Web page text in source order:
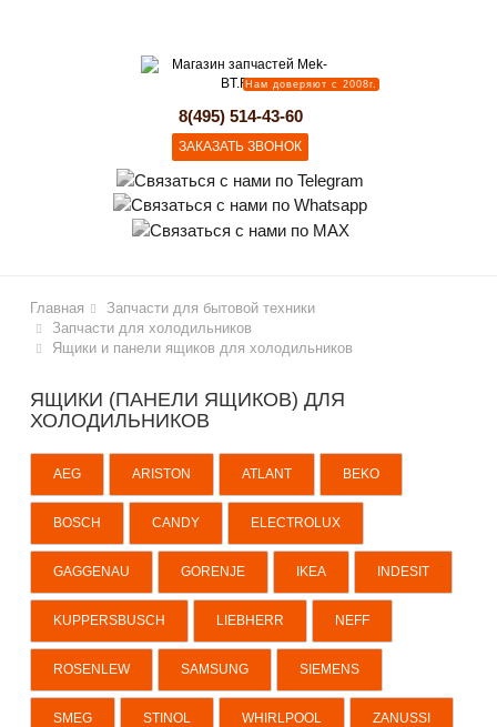
Нам доверяют с 2008г.
8(495) 514-43-60
ЗАКАЗАТЬ ЗВОНОК
Главная
Запчасти для бытовой техники
Запчасти для холодильников
Ящики и панели ящиков для холодильников
ЯЩИКИ (ПАНЕЛИ ЯЩИКОВ) ДЛЯ
ХОЛОДИЛЬНИКОВ
AEG ARISTON ATLANT BEKO
BOSCH CANDY ELECTROLUX
GAGGENAU GORENJE IKEA INDESIT
KUPPERSBUSCH LIEBHERR NEFF
ROSENLEW SAMSUNG SIEMENS
SMEG STINOL WHIRLPOOL ZANUSSI